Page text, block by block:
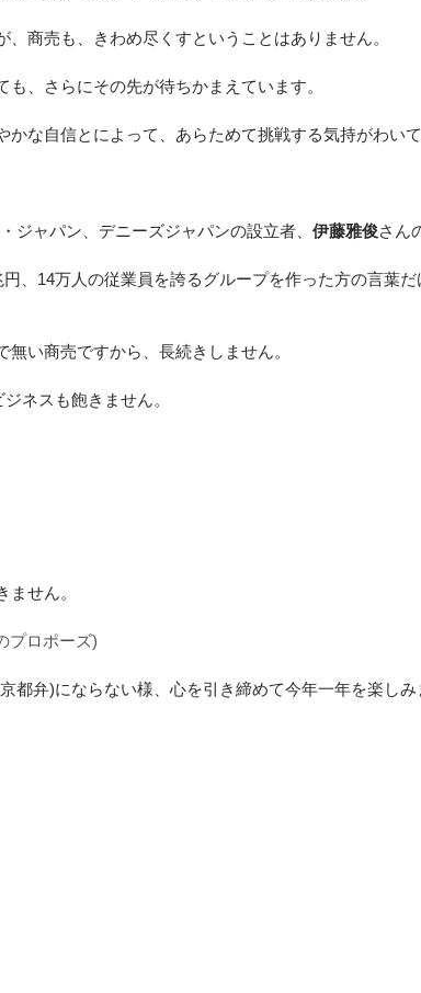
商売も、きわめ尽くすということはありません。
、さらにその先が待ちかまえています。
かな自信とによって、あらためて挑戦する気持がわい
ジャパン、デニーズジャパンの設立者、 伊藤雅俊さん
、14万人の従業員を誇るグループを作った方の言葉
い商売ですから、長続きしません。
ネスも飽きません。
せん。
プロポーズ)
都弁)にならない様、心を引き締めて今年一年を楽し